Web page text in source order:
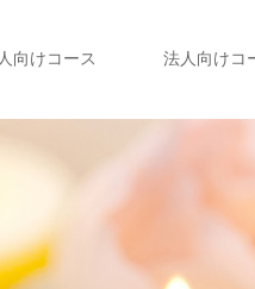
向けコース 法人向けコ